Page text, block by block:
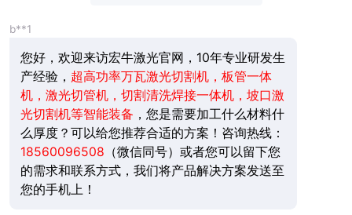
b**1
您好，欢迎来访宏牛激光官网，10年专业研发生
产经验， 超高功率万瓦激光切割机，板管一体
机，激光切管机，切割清洗焊接一体机，坡口激
光切割机等智能装备 ，您是需要加工什么材料什
么厚度？可以给您推荐合适的方案！咨询热线：
18560096508 （微信同号）或者您可以留下您
的需求和联系方式，我们将产品解决方案发送至
您的手机上！